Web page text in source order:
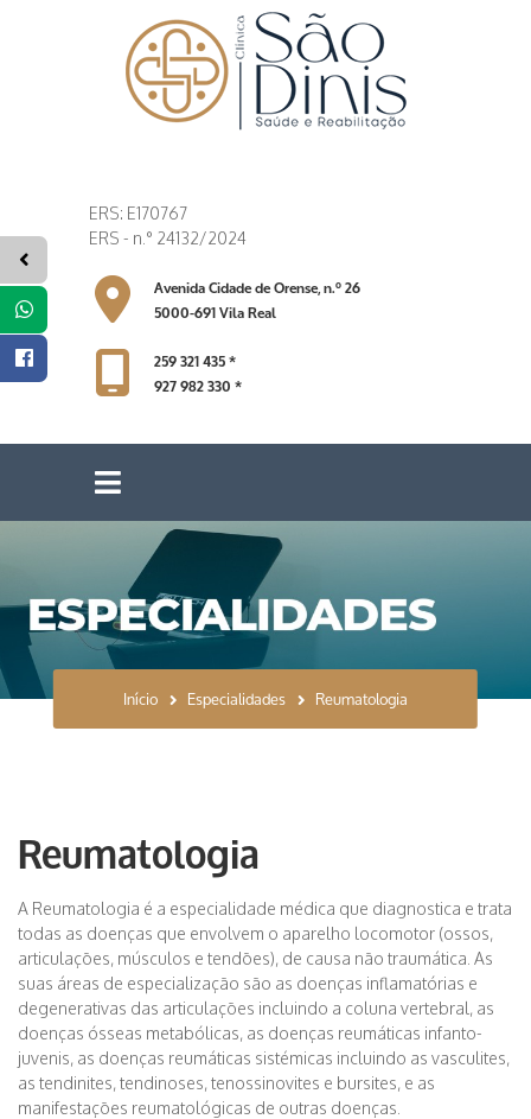
ERS: E170767
ERS - n.° 24132/2024
Avenida Cidade de Orense, n.º 26
5000-691 Vila Real
259 321 435 *
927 982 330 *
Início Especialidades Reumatologia
Reumatologia
A Reumatologia é a especialidade médica que diagnostica e trata
todas as doenças que envolvem o aparelho locomotor (ossos,
articulações, músculos e tendões), de causa não traumática. As
suas áreas de especialização são as doenças inflamatórias e
degenerativas das articulações incluindo a coluna vertebral, as
doenças ósseas metabólicas, as doenças reumáticas infanto-
juvenis, as doenças reumáticas sistémicas incluindo as vasculites,
as tendinites, tendinoses, tenossinovites e bursites, e as
manifestações reumatológicas de outras doenças.